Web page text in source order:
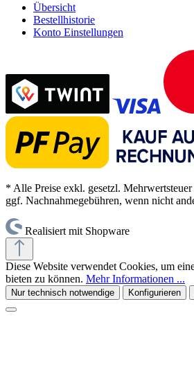
Übersicht
Bestellhistorie
Konto Einstellungen
* Alle Preise exkl. gesetzl. Mehrwertsteuer
ggf. Nachnahmegebühren, wenn nicht
Realisiert mit Shopware
Diese Website verwendet Cookies, um
bieten zu können. Mehr Informationen ...
Nur technisch notwendige Konfigurieren